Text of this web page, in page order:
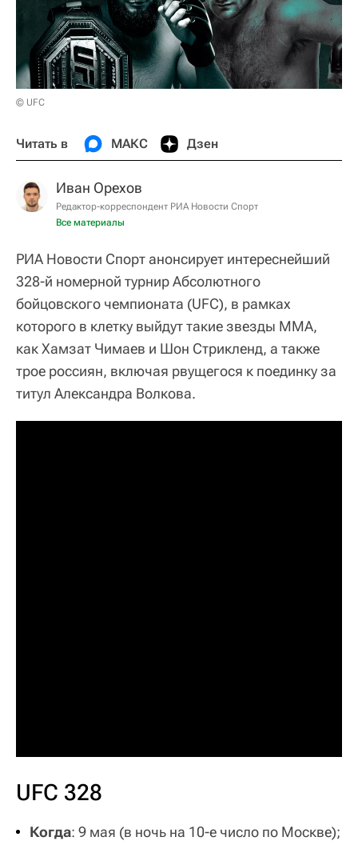
© UFC
Читать в МАКС Дзен
Иван Орехов
Редактор-корреспондент РИА Новости Спорт
Все материалы
РИА Новости Спорт анонсирует интереснейший
328-й номерной турнир Абсолютного
бойцовского чемпионата (UFC), в рамках
которого в клетку выйдут такие звезды ММА,
как Хамзат Чимаев и Шон Стрикленд, а также
трое россиян, включая рвущегося к поединку за
титул Александра Волкова.
UFC 328
Когда: 9 мая (в ночь на 10-е число по Москве);